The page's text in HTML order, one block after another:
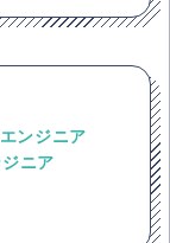
ンジニア
ニア